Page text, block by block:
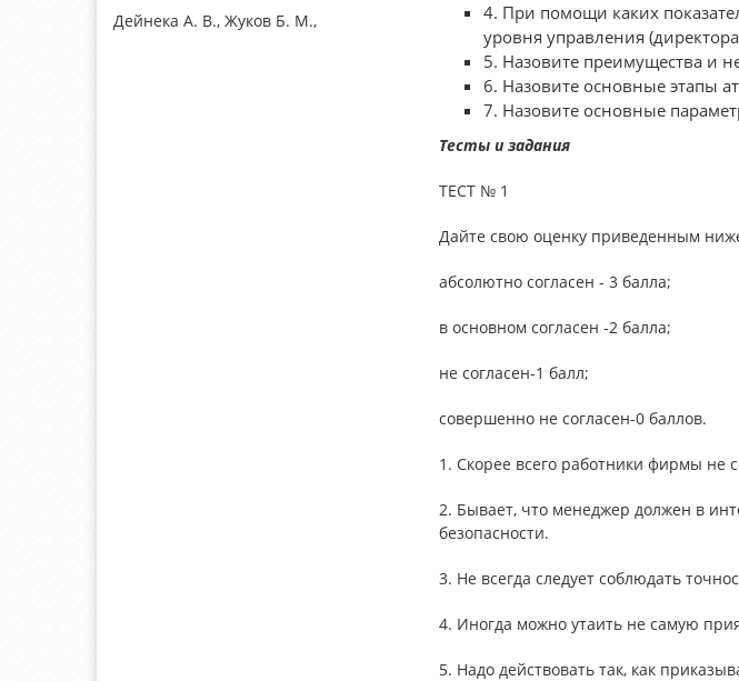
Дейнека А. В., Жуков Б. М.,
4. При помощи каких
уровня управления
5. Назовите преимущества и
6. Назовите основные этапы
7. Назовите основные
Тесты и задания
ТЕСТ № 1
Дайте свою оценку приведенным
абсолютно согласен - 3 балла;
в основном согласен -2 балла;
не согласен-1 балл;
совершенно не согласен-0 баллов.
1. Скорее всего работники фирмы не
2. Бывает, что менеджер должен в
безопасности.
3. Не всегда следует соблюдать
4. Иногда можно утаить не самую
5. Надо действовать так, как